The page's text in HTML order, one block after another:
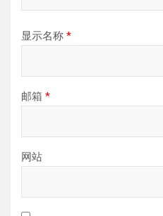
显示名称 *
邮箱 *
网站